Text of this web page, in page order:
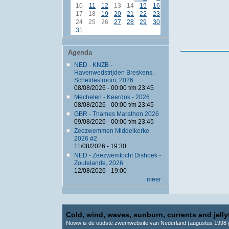
10
11 12 13 14 15
16
17
18 19 20 21 22
23
24
25 26 27 28 29
30
31
Agenda
NED - KNZB -
Havenwedstrijden Breskens,
Scheldestroom, 2026
08/08/2026 - 00:00t/m 23:45
Mechelen - Keerdok - 2026
08/08/2026 - 00:00t/m 23:45
GBR - Thames Marathon 2026
09/08/2026 - 00:00t/m 23:45
Zeezwemmen Middelkerke
2026 #2
11/08/2026 - 19:30
NED - Zeezwemtocht Dishoek -
Zoutelande, 2026
12/08/2026 - 19:00
meer
Cold, wind, waves, sunburn, currents and
Noww is de oudste zwemwebsite van Nederland (augustus 1998